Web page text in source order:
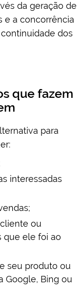
da geração de
e a concorrência
dos
que fazem
para
interessadas
ou
que ele foi ao
seu produto ou
Google, Bing ou